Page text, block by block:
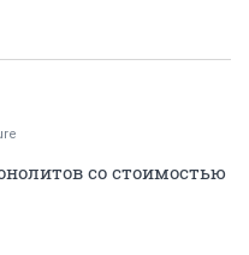
со стоимостью